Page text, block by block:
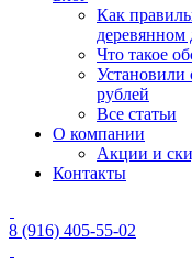
Как
деревянном
Что такое
рублей
Все статьи
О компании
Акции и
Контакты
8 (916) 405-55-02